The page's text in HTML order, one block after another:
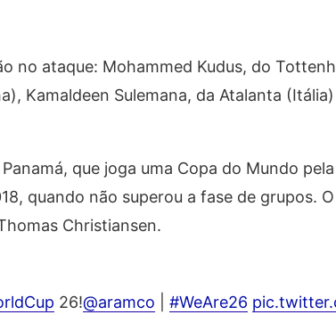
no ataque: Mohammed Kudus, do
Kamaldeen Sulemana, da Atalanta
que joga uma Copa do Mundo
quando não superou a fase de grupos.
Christiansen.
26!@aramco #WeAre26